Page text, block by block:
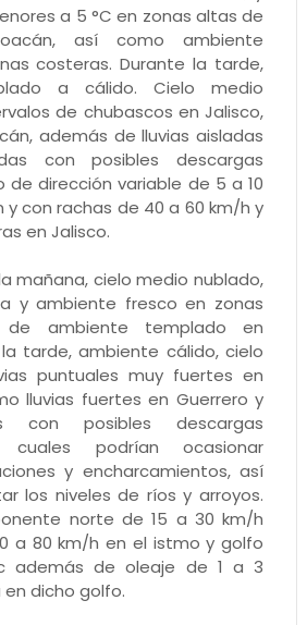
a 5 °C en zonas altas de
así como ambiente
costeras. Durante la tarde,
a cálido. Cielo medio
de chubascos en Jalisco,
además de lluvias aisladas
con posibles descargas
de dirección variable de 5 a 10
y con rachas de 40 a 60 km/h y
en Jalisco.
mañana, cielo medio nublado,
y ambiente fresco en zonas
de ambiente templado en
tarde, ambiente cálido, cielo
puntuales muy fuertes en
lluvias fuertes en Guerrero y
con posibles descargas
cuales podrían ocasionar
y encharcamientos, así
los niveles de ríos y arroyos.
norte de 15 a 30 km/h
a 80 km/h en el istmo y golfo
además de oleaje de 1 a 3
dicho golfo.